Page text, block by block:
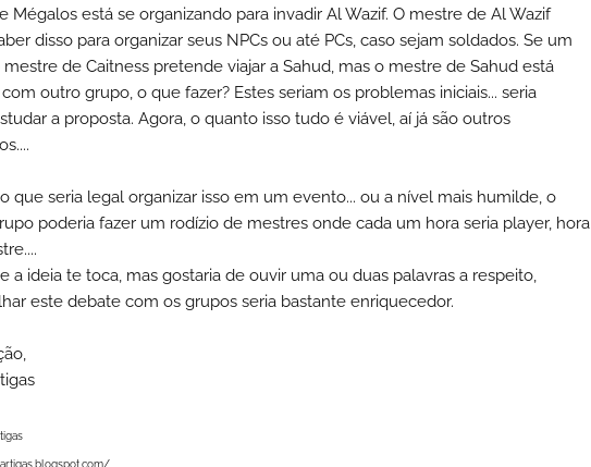
Mégalos está se organizando para invadir Al Wazif. O mestre de Al Wazif
disso para organizar seus NPCs ou até PCs, caso sejam soldados. Se um
de Caitness pretende viajar a Sahud, mas o mestre de Sahud está
outro grupo, o que fazer? Estes seriam os problemas iniciais... seria
a proposta. Agora, o quanto isso tudo é viável, aí já são outros
que seria legal organizar isso em um evento... ou a nível mais humilde, o
poderia fazer um rodízio de mestres onde cada um hora seria player, hora
a ideia te toca, mas gostaria de ouvir uma ou duas palavras a respeito,
este debate com os grupos seria bastante enriquecedor.